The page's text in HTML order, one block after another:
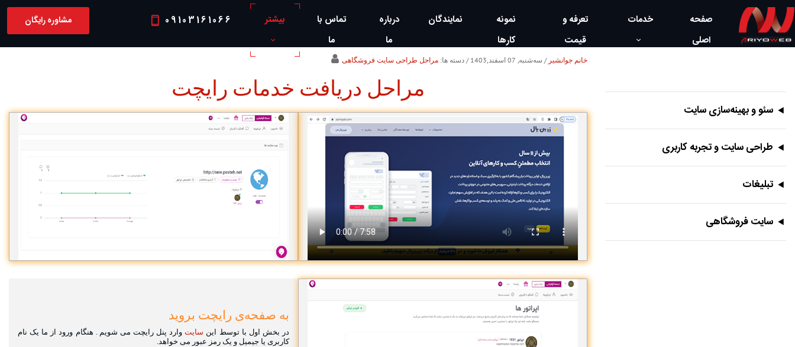
مشاوره رایگان P 09103161066
صفحه
اصلی
خدمات
تعرفه و
قیمت
نمونه
کارها
نمایندگان
درباره
ما
تماس با
ما
بیشتر
خانم جوانشیر / ﺳﻪشنبه, 07 اسفند,1403 / دسته ها: مراحل طراحی سایت فروشگاهی
مراحل دریافت خدمات رایچت
به صفحه‌ی رایچت بروید
در بخش اول با توسط این سایتوارد پنل رایچت می شویم . هنگام ورود از ما یک نام
کاربری یا جیمیل و یک رمز عبور می خواهد.
سئو و بهینه‌سازی سایت
طراحی سایت و تجربه کاربری
تبلیغات
سایت فروشگاهی